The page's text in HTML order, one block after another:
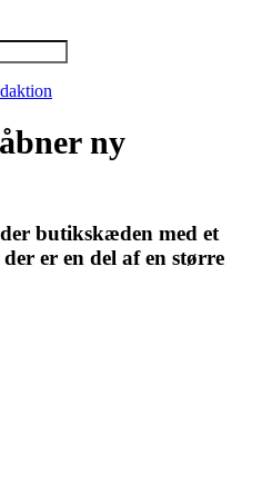
ny
butikskæden med et
er en del af en større